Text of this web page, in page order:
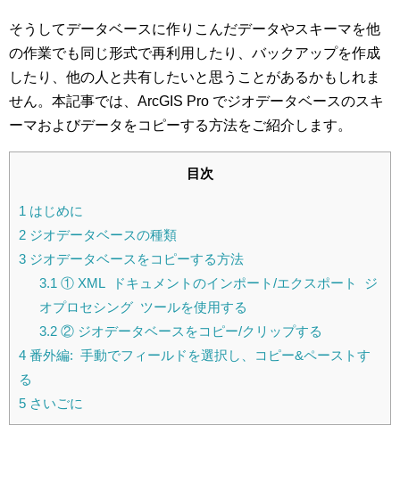
そうしてデータベースに作りこんだデータやスキーマを他
の作業でも同じ形式で再利用したり、バックアップを作成
したり、他の人と共有したいと思うことがあるかもしれま
せん。本記事では、ArcGIS Pro でジオデータベースのスキ
ーマおよびデータをコピーする方法をご紹介します。
目次
1 はじめに
2 ジオデータベースの種類
3 ジオデータベースをコピーする方法
3.1 ① XML ドキュメントのインポート/エクスポート ジ
オプロセシング ツールを使用する
3.2② ジオデータベースをコピー/クリップする
4 番外編: 手動でフィールドを選択し、コピー&ペーストす
る
5 さいごに